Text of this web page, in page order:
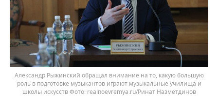
Александр Рыжинский обращал внимание на то, какую большую
роль в подготовке музыкантов играют музыкальные училища и
школы искусств
realnoevremya.ru/Ринат Назметдинов